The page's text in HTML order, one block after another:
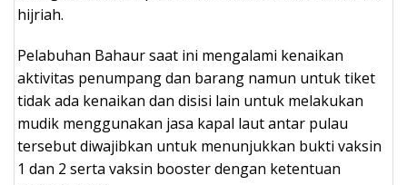
hijriah.
Pelabuhan Bahaur saat ini mengalami kenaikan
aktivitas penumpang dan barang namun untuk tiket
tidak ada kenaikan dan disisi lain untuk melakukan
mudik menggunakan jasa kapal laut antar pulau
tersebut diwajibkan untuk menunjukkan bukti vaksin
1 dan 2 serta vaksin booster dengan ketentuan